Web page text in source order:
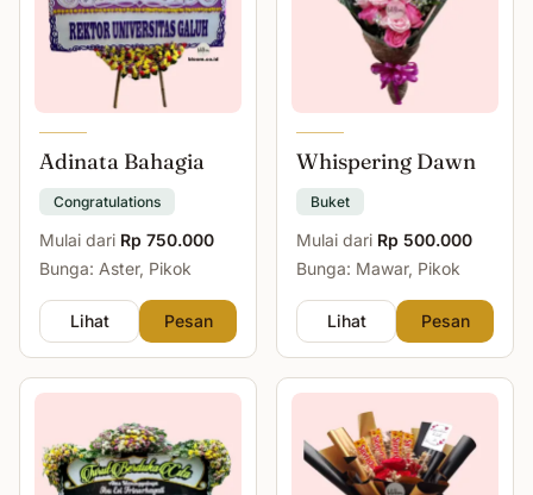
Adinata Bahagia
Congratulations
Mulai dari Rp 750.000
Bunga: Aster, Pikok
Lihat Pesan
Whispering Dawn
Buket
Mulai dari Rp 500.000
Bunga: Mawar, Pikok
Lihat Pesan